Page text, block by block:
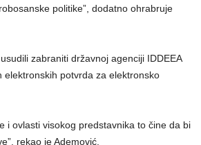
politike”, dodatno ohrabruje
zabraniti državnoj agenciji IDDEEA
potvrda za elektronsko
i ovlasti visokog predstavnika to čine da bi
rekao je Ademović.